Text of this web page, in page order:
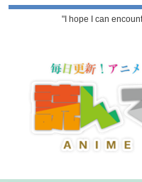
"I hope I can